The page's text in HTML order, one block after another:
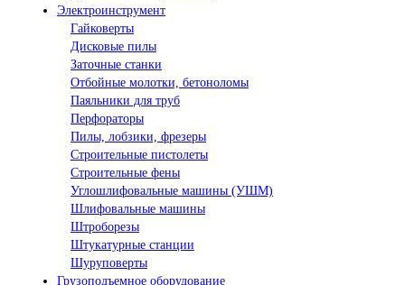
Электроинструмент
Гайковерты
Дисковые пилы
Заточные станки
Отбойные молотки, бетоноломы
Паяльники для труб
Перфораторы
Пилы, лобзики, фрезеры
Строительные пистолеты
Строительные фены
Углошлифовальные машины (УШМ)
Шлифовальные машины
Штроборезы
Штукатурные станции
Шуруповерты
Грузоподъемное оборудование